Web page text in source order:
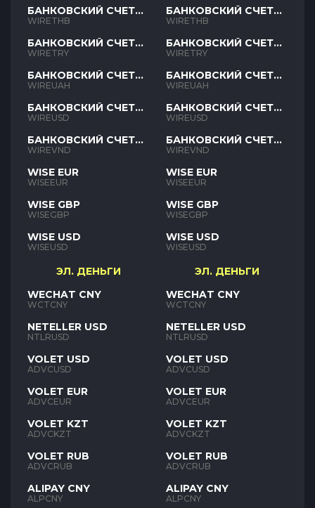
БАНКОВСКИЙ СЧЕТ
THB
WIRETHB
БАНКОВСКИЙ СЧЕТ
TRY
WIRETRY
БАНКОВСКИЙ СЧЕТ
UAH
WIREUAH
БАНКОВСКИЙ СЧЕТ
USD
WIREUSD
БАНКОВСКИЙ СЧЕТ
VND
WIREVND
WISE EUR
WISEEUR
WISE GBP
WISEGBP
WISE USD
WISEUSD
ЭЛ. ДЕНЬГИ
WECHAT CNY
WCTCNY
NETELLER USD
NTLRUSD
VOLET USD
ADVCUSD
VOLET EUR
ADVCEUR
VOLET KZT
ADVCKZT
VOLET RUB
ADVCRUB
ALIPAY CNY
ALPCNY
БАНКОВСКИЙ СЧЕТ
THB
WIRETHB
БАНКОВСКИЙ СЧЕТ
TRY
WIRETRY
БАНКОВСКИЙ СЧЕТ
UAH
WIREUAH
БАНКОВСКИЙ СЧЕТ
USD
WIREUSD
БАНКОВСКИЙ СЧЕТ
VND
WIREVND
WISE EUR
WISEEUR
WISE GBP
WISEGBP
WISE USD
WISEUSD
ЭЛ. ДЕНЬГИ
WECHAT CNY
WCTCNY
NETELLER USD
NTLRUSD
VOLET USD
ADVCUSD
VOLET EUR
ADVCEUR
VOLET KZT
ADVCKZT
VOLET RUB
ADVCRUB
ALIPAY CNY
ALPCNY